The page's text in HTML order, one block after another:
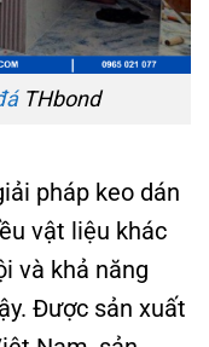
THbond
pháp keo dán
vật liệu khác
và khả năng
Được sản xuất